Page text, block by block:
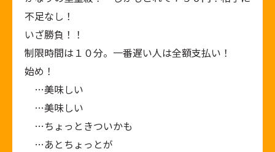
不足なし！
いざ勝負！！
制限時間は１０分。一番遅い人は全額支払い！
始め！
…美味しい
…美味しい
…ちょっときついかも
…あとちょっとが